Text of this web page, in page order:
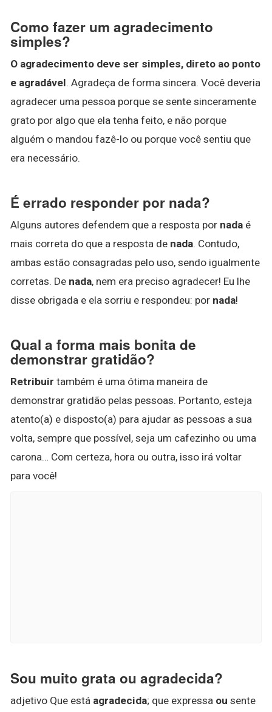
Como fazer um agradecimento
simples?
O agradecimento deve ser simples, direto ao ponto
e agradável. Agradeça de forma sincera. Você deveria
agradecer uma pessoa porque se sente sinceramente
grato por algo que ela tenha feito, e não porque
alguém o mandou fazê-lo ou porque você sentiu que
era necessário.
É errado responder por nada?
Alguns autores defendem que a resposta por nada é
mais correta do que a resposta de nada. Contudo,
ambas estão consagradas pelo uso, sendo igualmente
corretas. De nada, nem era preciso agradecer! Eu lhe
disse obrigada e ela sorriu e respondeu: por nada!
Qual a forma mais bonita de
demonstrar gratidão?
Retribuir também é uma ótima maneira de
demonstrar gratidão pelas pessoas. Portanto, esteja
atento(a) e disposto(a) para ajudar as pessoas a sua
volta, sempre que possível, seja um cafezinho ou uma
carona… Com certeza, hora ou outra, isso irá voltar
para você!
Sou muito grata ou agradecida?
adjetivo Que está agradecida; que expressa ou sente